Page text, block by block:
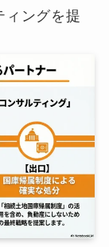
ィングを提